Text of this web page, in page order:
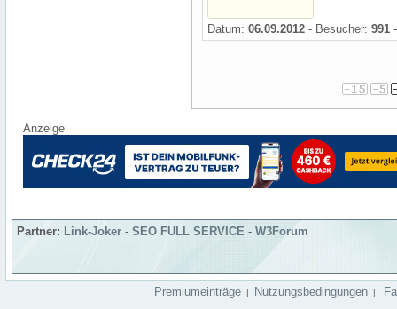
Datum: 06.09.2012 - Besucher: 991
Anzeige
Partner: Link-Joker - SEO FULL SERVICE - W3Forum
Premiumeinträge | Nutzungsbedingungen |